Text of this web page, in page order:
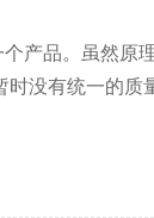
产品。虽然原
没有统一的质